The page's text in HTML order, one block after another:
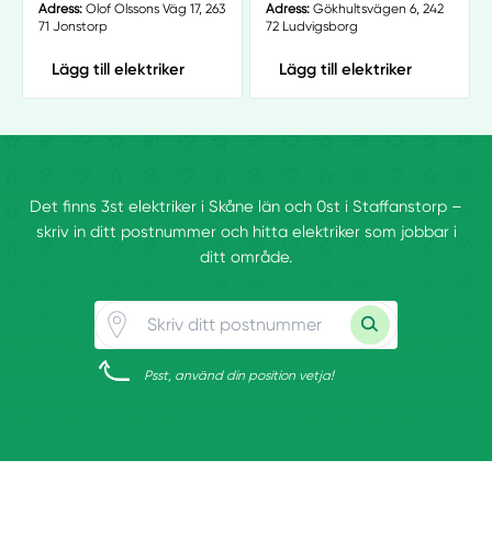
Adress:Olof Olssons Väg 17, 263
71 Jonstorp
Lägg till elektriker
Adress:Gökhultsvägen 6, 242
72 Ludvigsborg
Lägg till elektriker
Det finns 3st elektriker i Skåne län och 0st i Staffanstorp –
skriv in ditt postnummer och hitta elektriker som jobbar i
ditt område.
Psst, använd din position vetja!